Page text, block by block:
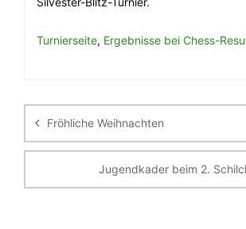
Turnierseite, Ergebnisse bei Chess-
Fröhliche Weihnachten
Jugendkader beim 2.